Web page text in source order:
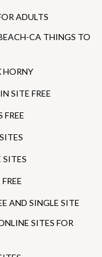
ADULTS
CA THINGS TO
HORNY
SITE FREE
SITES
AND SINGLE SITE
SITES FOR